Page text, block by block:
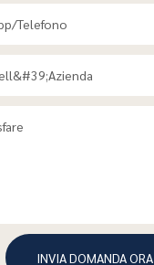
telefono
INVIA DOMANDA ORA